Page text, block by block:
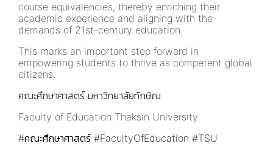
course equivalencies, thereby enriching their
academic experience and aligning with the
demands of 21st-century education.
This marks an important step forward in
empowering students to thrive as competent global
citizens.
คณะศึกษาศาสตร์ มหาวิทยาลัยทักษิณ
Faculty of Education Thaksin University
#คณะศึกษาศาสตร์ #FacultyOfEducation #TSU